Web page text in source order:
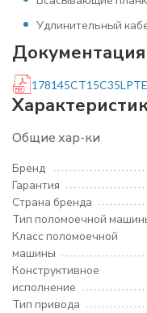
Удлинительный
Документация
Общие хар-ки
Бренд
Гарантия
Страна бренда
Тип поломоечной
Класс поломоечной
машины
Конструктивное
исполнение
Тип привода